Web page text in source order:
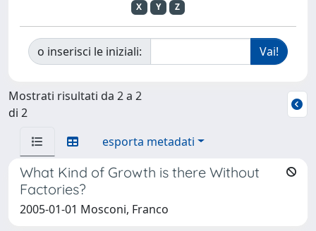
X
Y Z
o inserisci le iniziali:
Mostrati risultati da 2 a 2
di 2
esporta metadati
What Kind of Growth is there Without
Factories?
2005-01-01 Mosconi, Franco